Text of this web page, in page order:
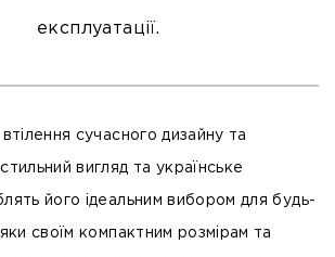
експлуатації.
сучасного дизайну та
вигляд та українське
його ідеальним вибором для будь-
своїм компактним розмірам та